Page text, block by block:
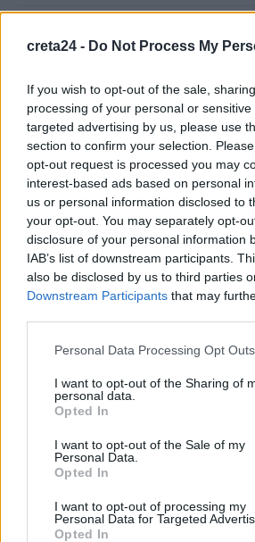
creta24 - Do Not Process My
If you wish to opt-out of the sale,
processing of your personal or
targeted advertising by us, please use
section to confirm your selection.
opt-out request is processed you may
interest-based ads based on personal
us or personal information disclosed to
your opt-out. You may separately opt-
disclosure of your personal information
IAB’s list of downstream participants.
also be disclosed by us to third parties
Downstream Participants that may
Personal Data Processing Opt Outs
I want to opt-out of the Sharing of
personal data.
Opted In
I want to opt-out of the Sale of my
Personal Data.
Opted In
I want to opt-out of processing my
Personal Data for Targeted
Opted In
γνωστές παραλίες της Ελλάδας
e-ΕΦΚΑ: Πότε καταβάλλεται το
οικοδόμους
5 Αυγούστου, 2026
Πήγε για ψώνια με το ελικόπτερό του
αμάξι ήταν… πολύ μεγάλη
5 Αυγούστου, 2026
5 Αυγούστου, 2026
Σύσκεψη εργασίας για θέματα
5 Αυγούστου, 2026
Η Βρετανική κυβέρνηση δεν θα
5 Αυγούστου, 2026